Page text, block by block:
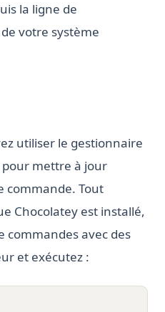
la ligne de
votre système
utiliser le gestionnaire
pour mettre à jour
commande. Tout
Chocolatey est installé,
commandes avec des
et exécutez :